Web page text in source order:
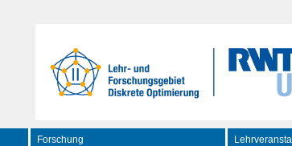
Forschung